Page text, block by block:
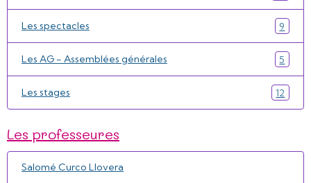
Les spectacles 9
Les AG - Assemblées générales 5
Les stages 12
Les professeures
Salomé Curco Llovera